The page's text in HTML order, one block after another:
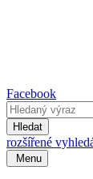
Facebook
Hledat
rozšířené
Menu